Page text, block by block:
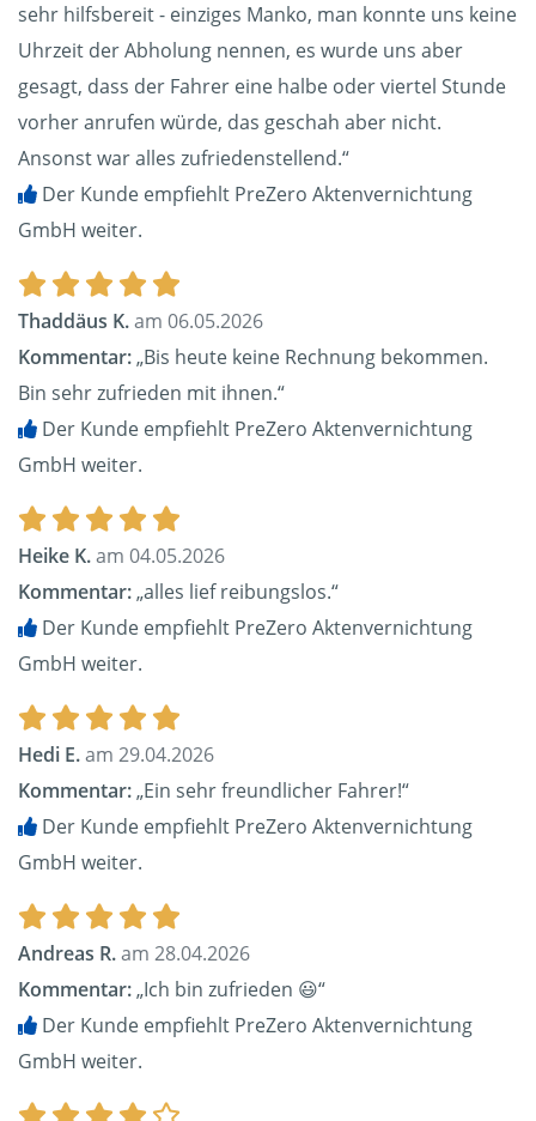
sehr hilfsbereit - einziges Manko, man konnte uns keine
Uhrzeit der Abholung nennen, es wurde uns aber
gesagt, dass der Fahrer eine halbe oder viertel Stunde
vorher anrufen würde, das geschah aber nicht.
Ansonst war alles zufriedenstellend.“
Der Kunde empfiehlt PreZero Aktenvernichtung
GmbH weiter.
Thaddäus K.am 06.05.2026
Kommentar:„Bis heute keine Rechnung bekommen.
Bin sehr zufrieden mit ihnen.“
Der Kunde empfiehlt PreZero Aktenvernichtung
GmbH weiter.
Heike K.am 04.05.2026
Kommentar:„alles lief reibungslos.“
Der Kunde empfiehlt PreZero Aktenvernichtung
GmbH weiter.
Hedi E.am 29.04.2026
Kommentar:„Ein sehr freundlicher Fahrer!“
Der Kunde empfiehlt PreZero Aktenvernichtung
GmbH weiter.
Andreas R.am 28.04.2026
Kommentar:„Ich bin zufrieden 😃“
Der Kunde empfiehlt PreZero Aktenvernichtung
GmbH weiter.